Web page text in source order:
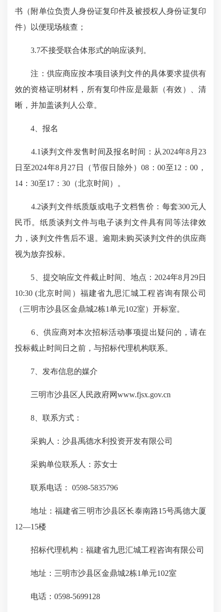
书（附单位负责人身份证复印件及被授权人身份证复印
件）以便现场核查；
3.7不接受联合体形式的响应谈判。
注：供应商应按本项目谈判文件的具体要求提供有
效的资格证明材料，所有复印件应是最新（有效）、清
晰，并加盖谈判人公章。
4、报名
4.1谈判文件发售时间及报名时间：从2024年8月23
日至2024年8月27日（节假日除外）08：00至12：00，
14：30至17：30（北京时间）。
4.2谈判文件纸质版或电子文档售价：每套300元人
民币。纸质谈判文件与电子谈判文件具有同等法律效
力，谈判文件售后不退。逾期未购买谈判文件的供应商
视为放弃投标。
5、提交响应文件截止时间、地点：2024年8月29日
10:30 (北京时间）福建省九思汇城工程咨询有限公司
（三明市沙县区金鼎城2栋1单元102室）开标室。
6、供应商对本次招标活动事项提出疑问的，请在
投标截止时间日之前，与招标代理机构联系。
7、发布信息的媒介
三明市沙县区人民政府网www.fjsx.gov.cn
8、联系方式：
采购人：沙县禹德水利投资开发有限公司
采购单位联系人：苏女士
联系电话： 0598-5835796
地址：福建省三明市沙县区长泰南路15号禹德大厦
12—15楼
招标代理机构：福建省九思汇城工程咨询有限公司
地址：三明市沙县区金鼎城2栋1单元102室
电话：0598-5699128